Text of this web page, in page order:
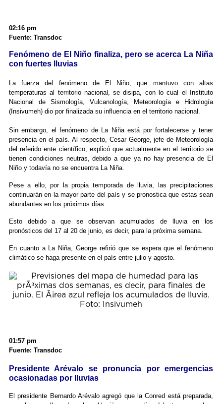
02:16 pm
Fuente: Transdoc
Fenómeno de El Niño finaliza, pero se acerca La Niña
con fuertes lluvias
La fuerza del fenómeno de El Niño, que mantuvo con altas
temperaturas al territorio nacional, se disipa, con lo cual el Instituto
Nacional de Sismología, Vulcanología, Meteorología e Hidrología
(Insivumeh) dio por finalizada su influencia en el territorio nacional.
Sin embargo, el fenómeno de La Niña está por fortalecerse y tener
presencia en el país. Al respecto, Cesar George, jefe de Meteorología
del referido ente científico, explicó que actualmente en el territorio se
tienen condiciones neutras, debido a que ya no hay presencia de El
Niño y todavía no se encuentra La Niña.
Pese a ello, por la propia temporada de lluvia, las precipitaciones
continuarán en la mayor parte del país y se pronostica que estas sean
abundantes en los próximos días.
Esto debido a que se observan acumulados de lluvia en los
pronósticos del 17 al 20 de junio, es decir, para la próxima semana.
En cuanto a La Niña, George refirió que se espera que el fenómeno
climático se haga presente en el país entre julio y agosto.
01:57 pm
Fuente: Transdoc
Presidente Arévalo se pronuncia por emergencias
ocasionadas por lluvias
El presidente Bernardo Arévalo agregó que la Conred está preparada,